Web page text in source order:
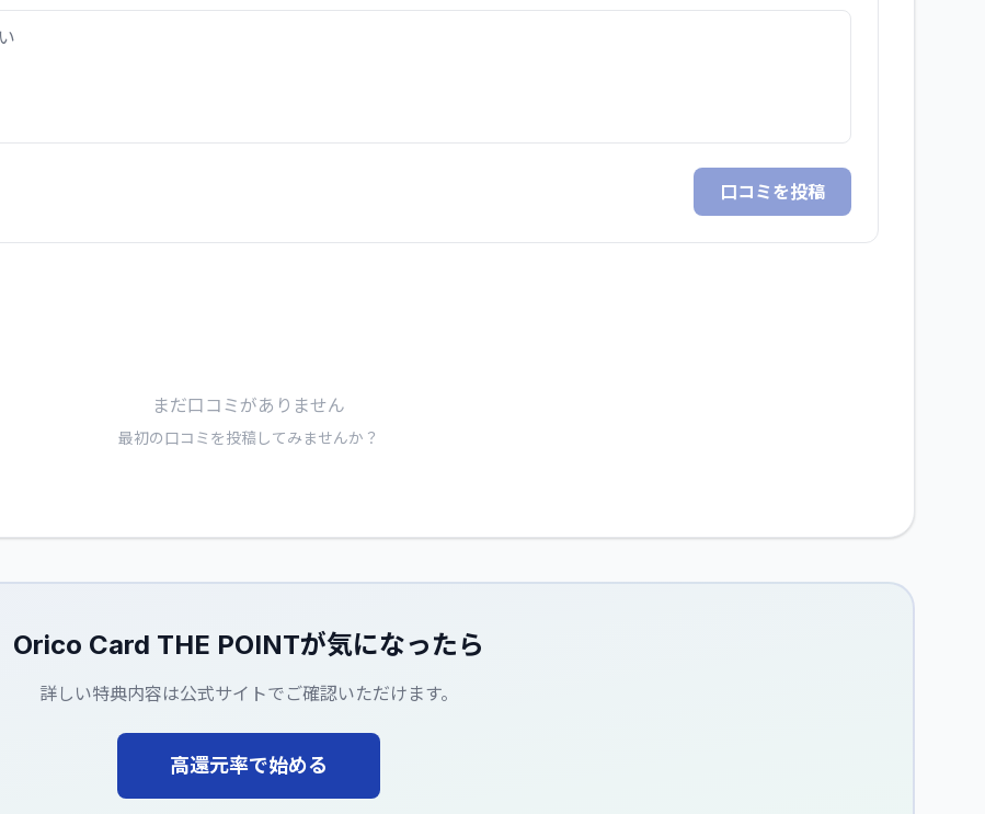
口コミを投稿
まだ口コミがありません
最初の口コミを投稿してみませんか？
Orico Card THE POINTが気になったら
詳しい特典内容は公式サイトでご確認いただけます。
高還元率で始める